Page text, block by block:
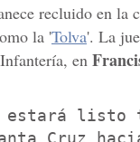
recluido en
la 'Tolva'. La
en
estará listo
Cruz